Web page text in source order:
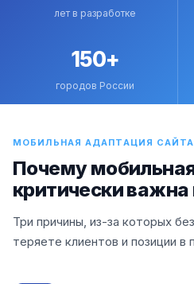
лет в разработке
150+
городов России
МОБИЛЬНАЯ АДАПТАЦИЯ САЙТА
Почему
критически важна
Три причины, из-за которых
теряете клиентов и позиции в